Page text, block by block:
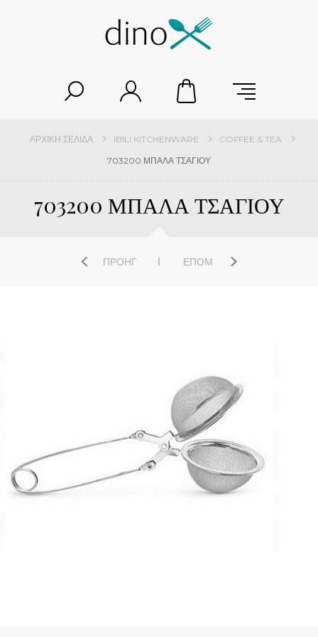
ΑΡΧΙΚΉ ΣΕΛΊΔΑ IBILI KITCHENWARE
COFFEE & TEA
703200 ΜΠΑΛΑ ΤΣΑΓΙΟΥ
703200 ΜΠΑΛΑ ΤΣΑΓΙΟΥ
ΠΡΟΗΓ ΕΠΌΜ